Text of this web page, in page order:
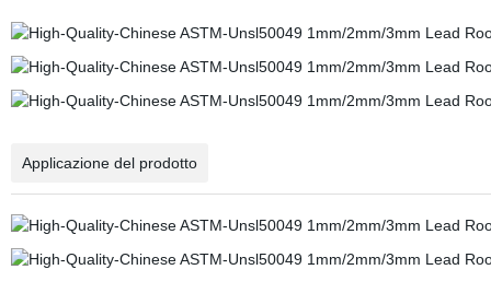
Applicazione del prodotto